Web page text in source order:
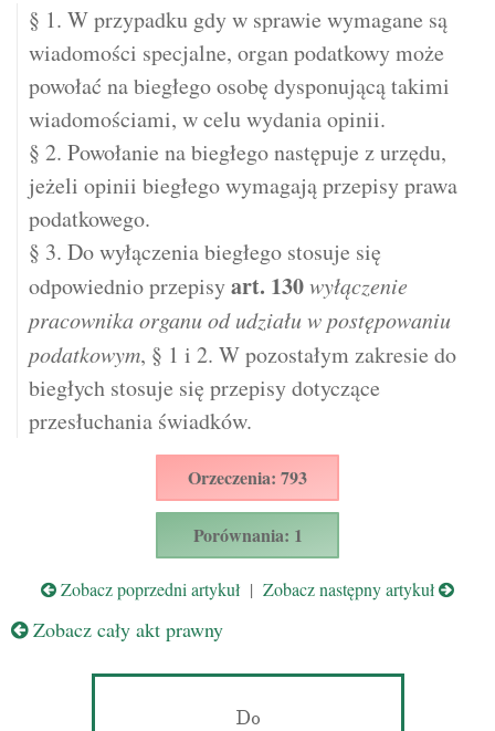
§ 1. W przypadku gdy w sprawie wymagane są
wiadomości specjalne, organ podatkowy może
powołać na biegłego osobę dysponującą takimi
wiadomościami, w celu wydania opinii.
§ 2. Powołanie na biegłego następuje z urzędu,
jeżeli opinii biegłego wymagają przepisy prawa
podatkowego.
§ 3. Do wyłączenia biegłego stosuje się
odpowiednio przepisyart. 130wyłączenie
pracownika organu od udziału w postępowaniu
podatkowym, § 1 i 2. W pozostałym zakresie do
biegłych stosuje się przepisy dotyczące
przesłuchania świadków.
Orzeczenia: 793
Porównania: 1
Zobacz poprzedni artykuł | Zobacz następny artykuł
Zobacz cały akt prawny
Do